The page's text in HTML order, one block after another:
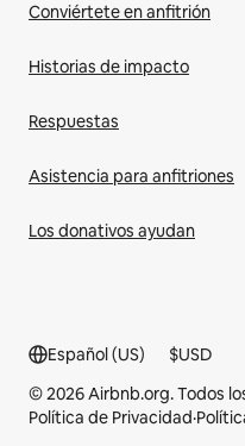
Conviértete en anfitrión
Historias de impacto
Respuestas
Asistencia para anfitriones
Los donativos ayudan
Español (US) $USD
© 2026 Airbnb.org. Todos
Política de Privacidad·